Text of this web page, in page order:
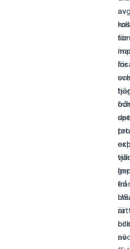
av
för
det
ger
en
av
roll
för
är